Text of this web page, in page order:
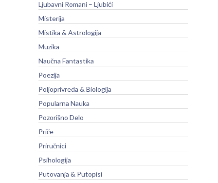
Ljubavni Romani – Ljubići
Misterija
Mistika & Astrologija
Muzika
Naučna Fantastika
Poezija
Poljoprivreda & Biologija
Popularna Nauka
Pozorišno Delo
Priče
Priručnici
Psihologija
Putovanja & Putopisi